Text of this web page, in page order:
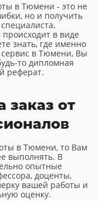
в Тюмени - это не
но и получить
в виде
знать, где именно
в Тюмени, Вы
то дипломная
реферат.
заказ от
в Тюмени, то Вам
выполнять. В
опытные
доценты,
вашей работы и
оценку.